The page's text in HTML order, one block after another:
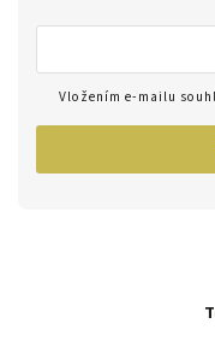
Vložením e-mailu